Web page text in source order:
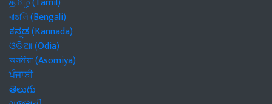
বাঙালি (Bengali)
ಕನ್ನಡ (Kannada)
ଓଡିଆ (Odia)
অসমীয়া (Asomiya)
ਪੰਜਾਬੀ
తెలుగు